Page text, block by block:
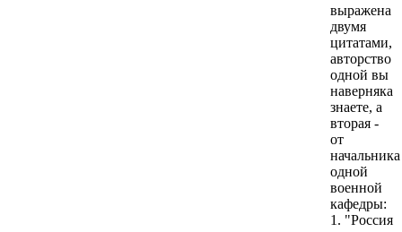
выражена
двумя
цитатами,
авторство
одной вы
наверняка
знаете, а
вторая -
от
начальника
одной
военной
кафедры:
1. "Россия